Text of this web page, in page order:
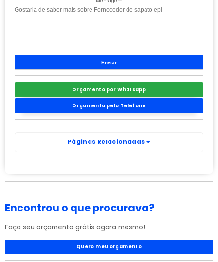
Orçamento por Whatsapp
Orçamento pelo Telefone
Páginas Relacionadas
Encontrou o que procurava?
Faça seu orçamento grátis agora mesmo!
Quero meu orçamento